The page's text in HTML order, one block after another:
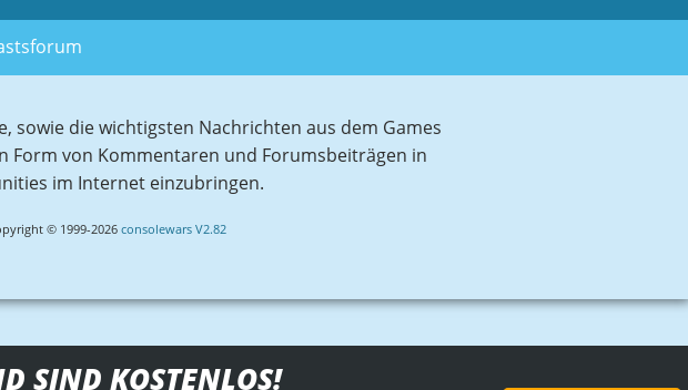
forum
sowie die wichtigsten Nachrichten aus dem Games
Form von Kommentaren und Forumsbeiträgen in
im Internet einzubringen.
© 1999-2026 consolewars V2.82
SIND KOSTENLOS!